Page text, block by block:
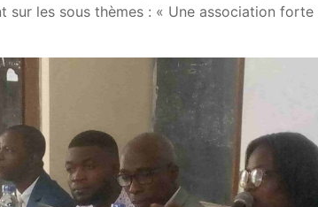
sur les sous thèmes : « Une association